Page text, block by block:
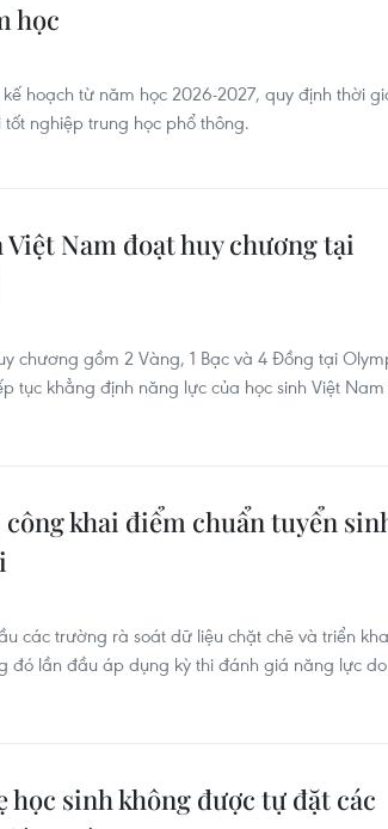
học
hoạch từ năm học 2026-2027, quy định thời
nghiệp trung học phổ thông.
Nam đoạt huy chương tại
chương gồm 2 Vàng, 1 Bạc và 4 Đồng tại
tục khẳng định năng lực của học sinh Việt
khai điểm chuẩn tuyển
các trường rà soát dữ liệu chặt chẽ và triển
đó lần đầu áp dụng kỳ thi đánh giá năng lực
học sinh không được tự đặt các